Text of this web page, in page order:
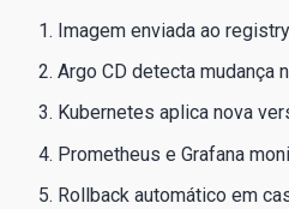
Imagem enviada ao registry
Argo CD detecta mudança
Kubernetes aplica nova
Prometheus e Grafana
Rollback automático em